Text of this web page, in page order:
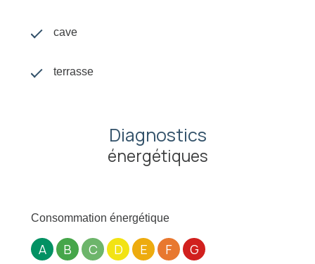
cave
terrasse
Diagnostics
énergétiques
Consommation énergétique
A B C D E F G